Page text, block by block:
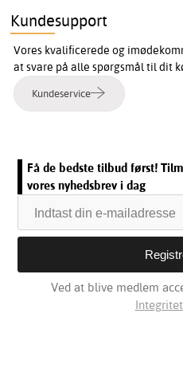
Kundesupport
Vores kvalificerede og
at svare på alle spørgsmål til dit
Kundeservice
Få de bedste tilbud først!
vores nyhedsbrev i dag
Ved at blive medlem